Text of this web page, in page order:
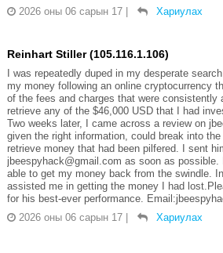
2026 оны 06 сарын 17
Хариулах
Reinhart Stiller (105.116.1.106)
I was repeatedly duped in my desperate
my money following an online cryptocurrency
of the fees and charges that were consistently
retrieve any of the $46,000 USD that I had
Two weeks later, I came across a review on
given the right information, could break into
retrieve money that had been pilfered. I sent
jbeespyhack@gmail.com as soon as
able to get my money back from the swindle.
assisted me in getting the money I had
for his best-ever performance.
2026 оны 06 сарын 17
Хариулах